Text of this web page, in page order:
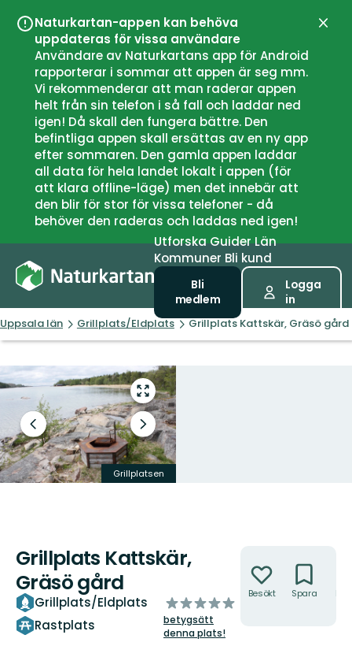
Naturkartan-appen kan behöva
uppdateras för vissa användare
Användare av Naturkartans app för Android
rapporterar i sommar att appen är seg mm.
Vi rekommenderar att man raderar appen
helt från sin telefon i så fall och laddar ned
igen! Då skall den fungera bättre. Den
befintliga appen skall ersättas av en ny app
efter sommaren. Den gamla appen laddar
all data för hela landet lokalt i appen (för
att klara offline-läge) men det innebär att
den blir för stor för vissa telefoner - då
behöver den raderas och laddas ned igen!
UtforskaGuiderLän
Kommuner Bli kund
Bli
medlem
Logga
in
Uppsala län Grillplats/Eldplats Grillplats Kattskär, Gräsö gård
Gå
till
helskärmsläge
Föregående
bild
Nästa
bildspel
Grillplatsen
Grillplats Kattskär,
Gräsö gård
Grillplats/Eldplats
Rastplats
av
5
stjärnor
betygsätt
denna plats!
Besökt Spara